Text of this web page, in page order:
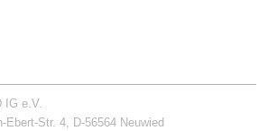
IG e.V.
Str. 4, D-56564 Neuwied